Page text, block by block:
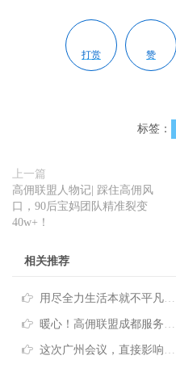
打赏 赞
标签：
上一篇
高佣联盟人物记| 踩住高佣风
口，90后宝妈团队精准裂变
40w+！
相关推荐
用尽全力生活本就不平凡—高佣联盟
暖心！高佣联盟成都服务中心为贫困老人送去关怀和温暖
这次广州会议，直接影响你下半年的整体收入！